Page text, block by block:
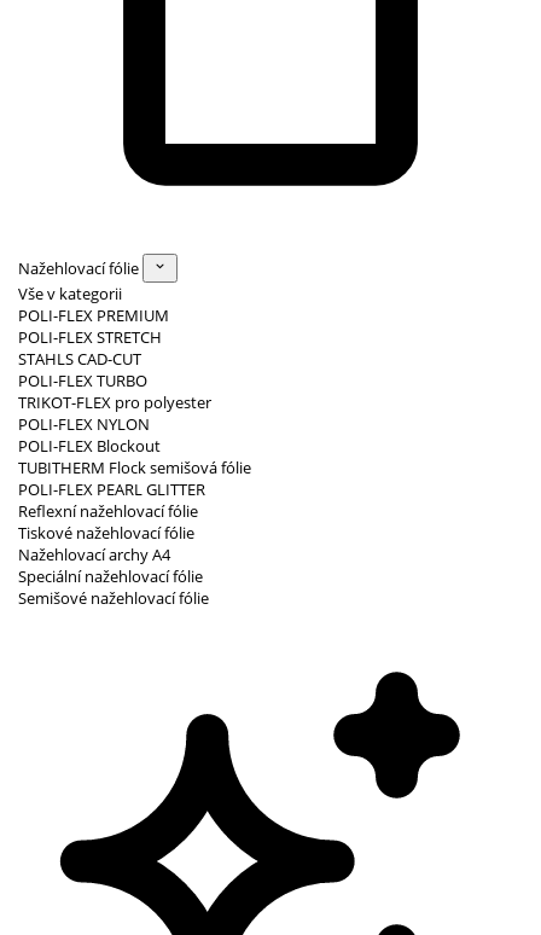
Nažehlovací fólie
Vše v kategorii
POLI-FLEX PREMIUM
POLI-FLEX STRETCH
STAHLS CAD-CUT
POLI-FLEX TURBO
TRIKOT-FLEX pro polyester
POLI-FLEX NYLON
POLI-FLEX Blockout
TUBITHERM Flock semišová fólie
POLI-FLEX PEARL GLITTER
Reflexní nažehlovací fólie
Tiskové nažehlovací fólie
Nažehlovací archy A4
Speciální nažehlovací fólie
Semišové nažehlovací fólie